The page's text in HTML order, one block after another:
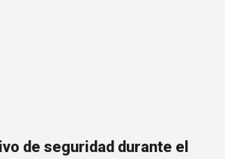
de seguridad durante el